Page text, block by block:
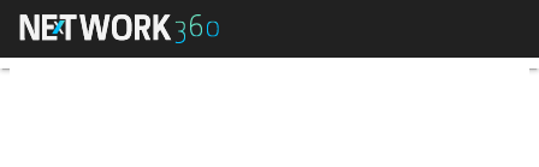
Repsol conecta más de 4.000